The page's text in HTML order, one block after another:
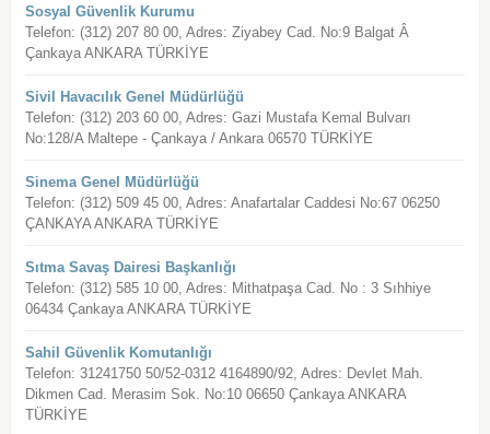
Sosyal Güvenlik Kurumu
Telefon: (312) 207 80 00, Adres: Ziyabey Cad. No:9 Balgat Â
Çankaya ANKARA TÜRKİYE
Sivil Havacılık Genel Müdürlüğü
Telefon: (312) 203 60 00, Adres: Gazi Mustafa Kemal Bulvarı
No:128/A Maltepe - Çankaya / Ankara 06570 TÜRKİYE
Sinema Genel Müdürlüğü
Telefon: (312) 509 45 00, Adres: Anafartalar Caddesi No:67 06250
ÇANKAYA ANKARA TÜRKİYE
Sıtma Savaş Dairesi Başkanlığı
Telefon: (312) 585 10 00, Adres: Mithatpaşa Cad. No : 3 Sıhhiye
06434 Çankaya ANKARA TÜRKİYE
Sahil Güvenlik Komutanlığı
Telefon: 31241750 50/52-0312 4164890/92, Adres: Devlet Mah.
Dikmen Cad. Merasim Sok. No:10 06650 Çankaya ANKARA
TÜRKİYE